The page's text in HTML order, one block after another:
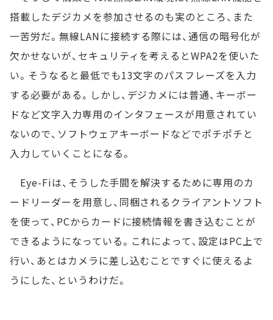
搭載したデジカメを参加させるのも実のところ、また
一苦労だ。無線LANに接続する際には、通信の暗号化が
欠かせないが、セキュリティを考えるとWPA2を使いた
い。そうなると最低でも13文字のパスフレーズを入力
する必要がある。しかし、デジカメには普通、キーボー
ドなど文字入力専用のインタフェースが用意されてい
ないので、ソフトウェアキーボードなどでポチポチと
入力していくことになる。
Eye-Fiは、そうした手間を解決するために専用のカ
ードリーダーを用意し、同梱されるクライアントソフト
を使って、PCからカードに接続情報を書き込むことが
できるようになっている。これによって、設定はPC上で
行い、あとはカメラに差し込むことですぐに使えるよ
うにした、というわけだ。